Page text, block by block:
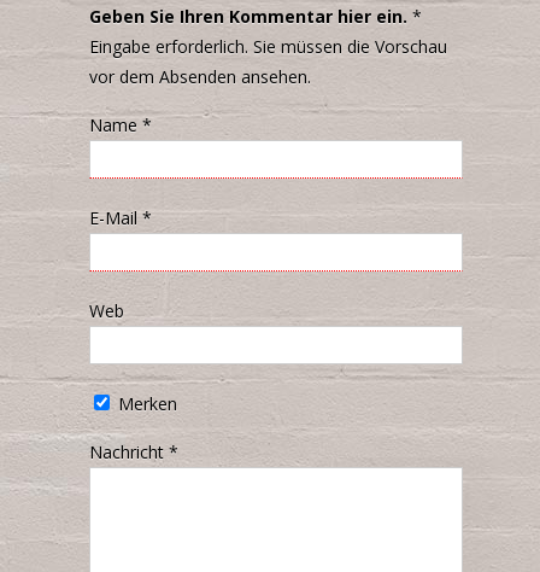
Geben Sie Ihren Kommentar hier ein. *
Eingabe erforderlich. Sie müssen die Vorschau
vor dem Absenden ansehen.
Name *
E-Mail*
Web
Merken
Nachricht *